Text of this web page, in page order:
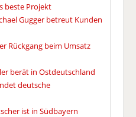
beste Projekt
Gugger betreut Kunden
Rückgang beim Umsatz
berät in Ostdeutschland
deutsche
ist in Südbayern